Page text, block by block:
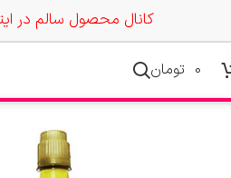
کانال محصول سالم در
0 تومان